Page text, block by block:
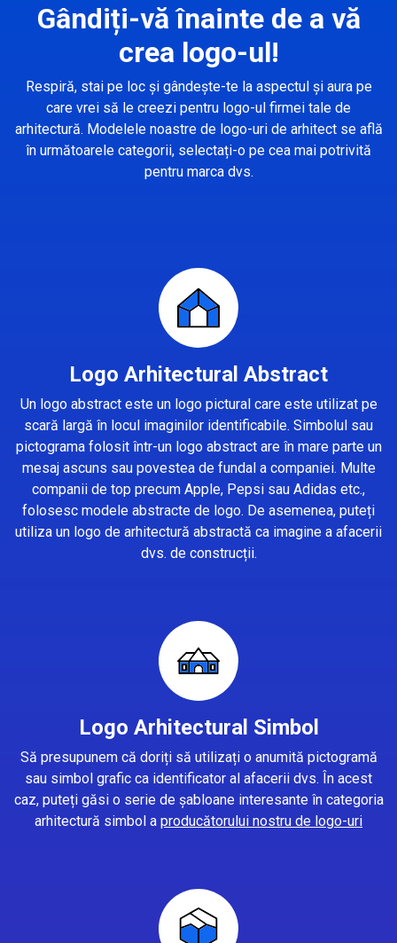
Gândiți-vă înainte de a vă
crea logo-ul!
Respiră, stai pe loc și gândește-te la aspectul și aura pe
care vrei să le creezi pentru logo-ul firmei tale de
arhitectură. Modelele noastre de logo-uri de arhitect se află
în următoarele categorii, selectați-o pe cea mai potrivită
pentru marca dvs.
Logo Arhitectural Abstract
Un logo abstract este un logo pictural care este utilizat pe
scară largă în locul imaginilor identificabile. Simbolul sau
pictograma folosit într-un logo abstract are în mare parte un
mesaj ascuns sau povestea de fundal a companiei. Multe
companii de top precum Apple, Pepsi sau Adidas etc.,
folosesc modele abstracte de logo. De asemenea, puteți
utiliza un logo de arhitectură abstractă ca imagine a afacerii
dvs. de construcții.
Logo Arhitectural Simbol
Să presupunem că doriți să utilizați o anumită pictogramă
sau simbol grafic ca identificator al afacerii dvs. În acest
caz, puteți găsi o serie de șabloane interesante în categoria
arhitectură simbol a producătorului nostru de logo-uri